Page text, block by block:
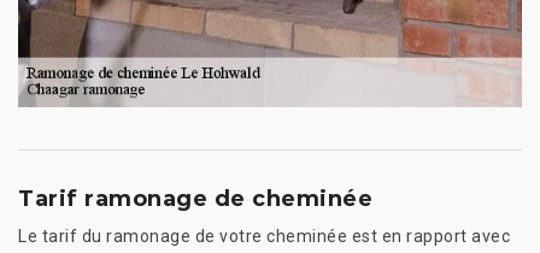
Tarif ramonage de cheminée
Le tarif du ramonage de votre cheminée est en rapport avec